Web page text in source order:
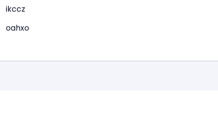
ikccz
oahxo